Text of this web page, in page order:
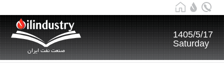
صنعت نفت ایران
1405/5/17
Saturday